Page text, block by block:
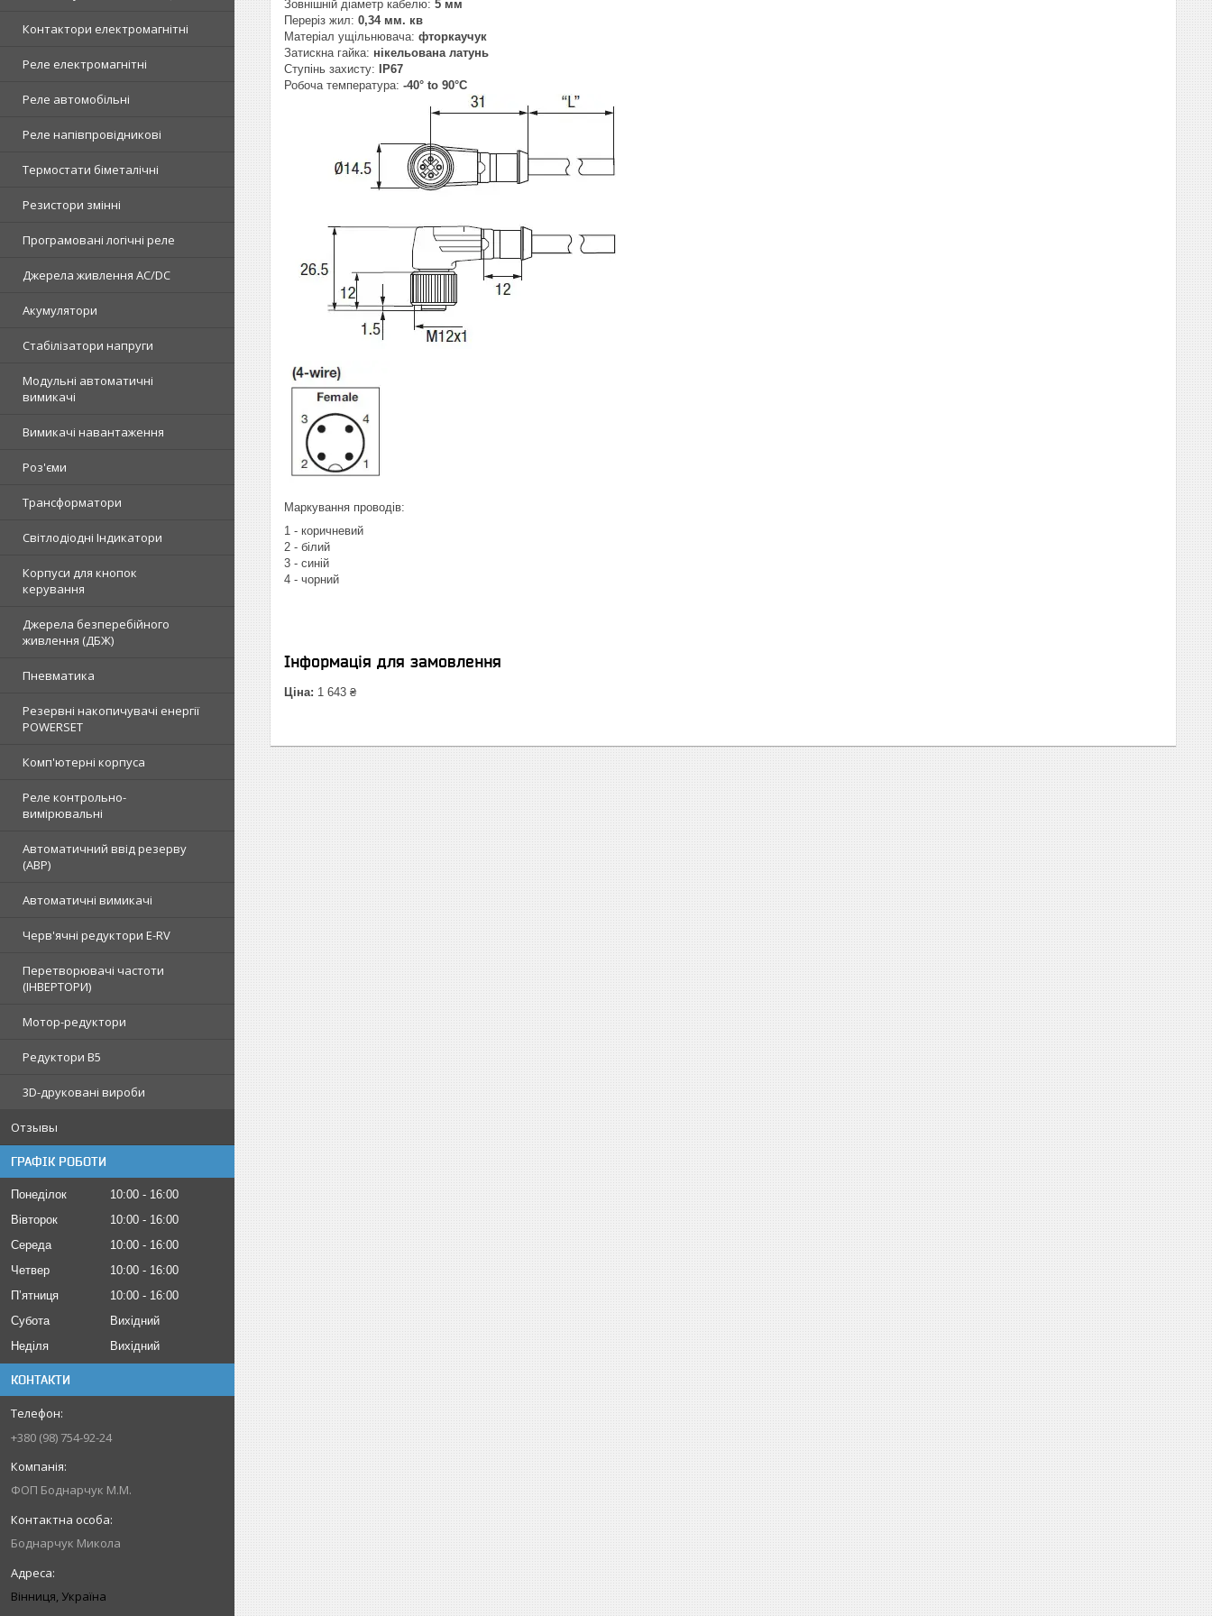
Контактори електромагнітні
Реле електромагнітні
Реле автомобільні
Реле напівпровідникові
Термостати біметалічні
Резистори змінні
Програмовані логічні реле
Джерела живлення AC/DC
Акумулятори
Стабілізатори напруги
Модульні автоматичні
вимикачі
Вимикачі навантаження
Роз'єми
Трансформатори
Світлодіодні Індикатори
Корпуси для кнопок
керування
Джерела безперебійного
живлення (ДБЖ)
Пневматика
Резервні накопичувачі енергії
POWERSET
Комп'ютерні корпуса
Реле контрольно-
вимірювальні
Автоматичний ввід резерву
(АВР)
Автоматичні вимикачі
Черв'ячні редуктори E-RV
Перетворювачі частоти
(ІНВЕРТОРИ)
Мотор-редуктори
Редуктори B5
3D-друковані вироби
Отзывы
ГРАФІК РОБОТИ
Понеділок 10:00
16:00
Вівторок
10:00
16:00
Середа
10:00
16:00
Четвер
10:00
16:00
Пʼятниця
10:00
16:00
Субота
Вихідний
Неділя
Вихідний
КОНТАКТИ
+380 (98) 754-92-24
ФОП Боднарчук М.М.
Боднарчук Микола
Вінниця, Україна
Зовнішній діаметр кабелю: 5 мм
Переріз жил: 0,34 мм. кв
Матеріал ущільнювача: фторкаучук
Затискна гайка: нікельована латунь
Ступінь захисту:
IP67
Робоча температура: -40° to 90°C
Маркування проводів:
1 - коричневий
2 - білий
3 - синій
4 - чорний
Інформація для замовлення
Ціна: 1 643 ₴